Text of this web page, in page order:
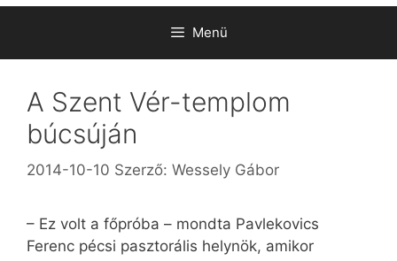
Menü
A Szent Vér-templom
búcsúján
2014-10-10 Szerző: Wessely Gábor
– Ez volt a főpróba – mondta Pavlekovics
Ferenc pécsi pasztorális helynök, amikor